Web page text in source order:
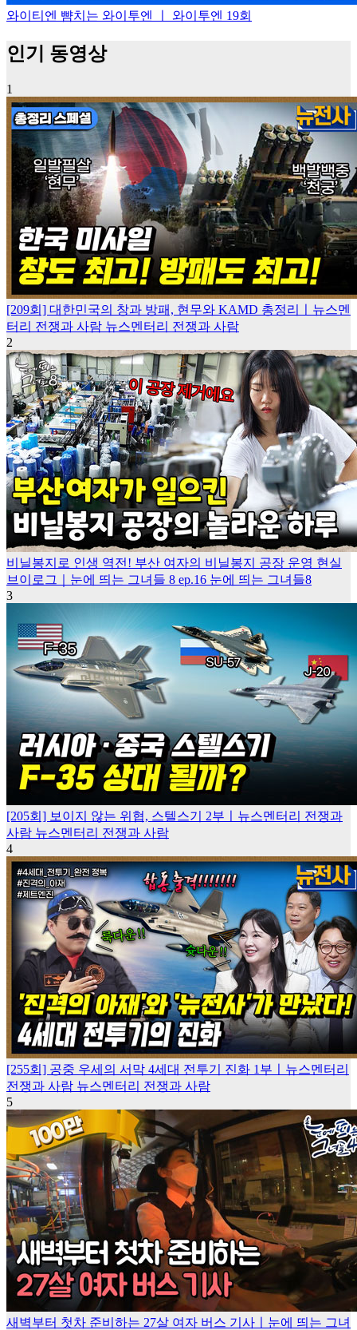
와이티엔 뺨치는 와이투엔 ㅣ 와이투엔 19회
인기 동영상
1
[209회] 대한민국의 창과 방패, 현무와 KAMD 총정리ㅣ뉴스멘
터리 전쟁과 사람 뉴스멘터리 전쟁과 사람
2
비닐봉지로 인생 역전! 부산 여자의 비닐봉지 공장 운영 현실
브이로그｜눈에 띄는 그녀들 8 ep.16 눈에 띄는 그녀들8
3
[205회] 보이지 않는 위협, 스텔스기 2부ㅣ뉴스멘터리 전쟁과
사람 뉴스멘터리 전쟁과 사람
4
[255회] 공중 우세의 서막 4세대 전투기 진화 1부ㅣ뉴스멘터리
전쟁과 사람 뉴스멘터리 전쟁과 사람
5
새벽부터 첫차 준비하는 27살 여자 버스 기사ㅣ눈에 띄는 그녀